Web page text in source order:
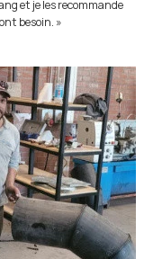
et je les recommande
besoin. »